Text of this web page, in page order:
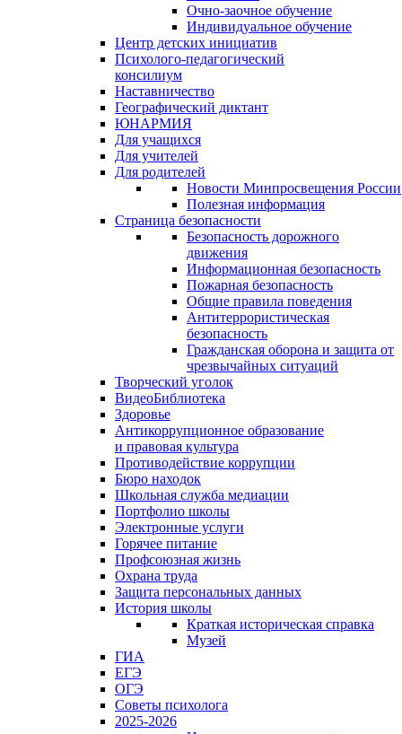
Очно-заочное обучение
Индивидуальное обучение
Центр детских инициатив
Психолого-педагогический
консилиум
Наставничество
Географический диктант
ЮНАРМИЯ
Для учащихся
Для учителей
Для родителей
Новости Минпросвещения России
Полезная информация
Страница безопасности
Безопасность дорожного
движения
Информационная безопасность
Пожарная безопасность
Общие правила поведения
Антитеррористическая
безопасность
Гражданская оборона и защита от
чрезвычайных ситуаций
Творческий уголок
ВидеоБиблиотека
Здоровье
Антикоррупционное образование
и правовая культура
Противодействие коррупции
Бюро находок
Школьная служба медиации
Портфолио школы
Электронные услуги
Горячее питание
Профсоюзная жизнь
Охрана труда
Защита персональных данных
История школы
Краткая историческая справка
Музей
ГИА
ЕГЭ
ОГЭ
Советы психолога
2025-2026